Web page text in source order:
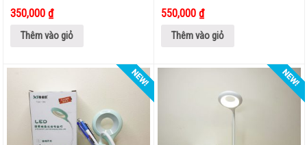
BOX ANDROID TIVI
KIỆN
0
out
350,000₫
Thêm vào giỏ
0
out
550,000 ₫
Thêm vào giỏ